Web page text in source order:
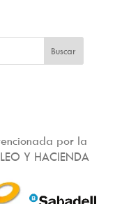
por la
Y HACIENDA